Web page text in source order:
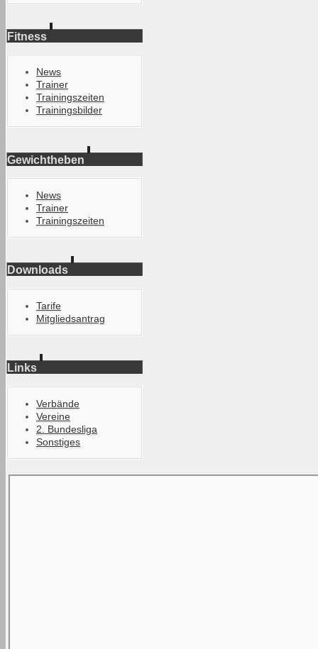
Fitness
News
Trainer
Trainingszeiten
Trainingsbilder
Gewichtheben
News
Trainer
Trainingszeiten
Downloads
Tarife
Mitgliedsantrag
Links
Verbände
Vereine
2. Bundesliga
Sonstiges